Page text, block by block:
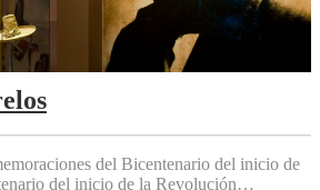
del Bicentenario del inicio de
del inicio de la Revolución…